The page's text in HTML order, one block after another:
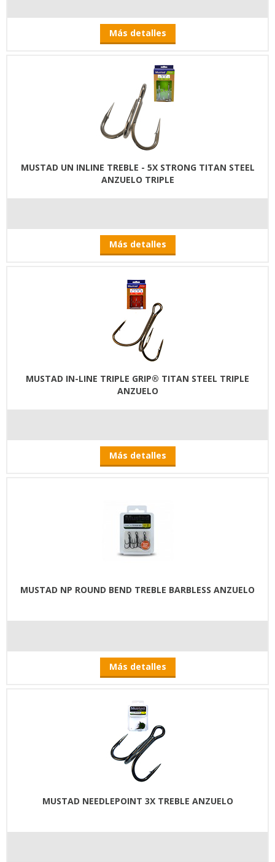
Más detalles
MUSTAD UN INLINE TREBLE - 5X STRONG TITAN STEEL
ANZUELO TRIPLE
Más detalles
MUSTAD IN-LINE TRIPLE GRIP® TITAN STEEL TRIPLE
ANZUELO
Más detalles
MUSTAD NP ROUND BEND TREBLE BARBLESS ANZUELO
Más detalles
MUSTAD NEEDLEPOINT 3X TREBLE ANZUELO